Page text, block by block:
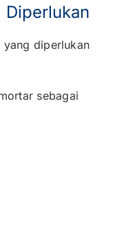
Diperlukan
yang diperlukan
sebagai